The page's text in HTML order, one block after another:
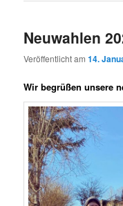
Neuwahlen
Veröffentlicht am14.
Wir begrüßen unsere